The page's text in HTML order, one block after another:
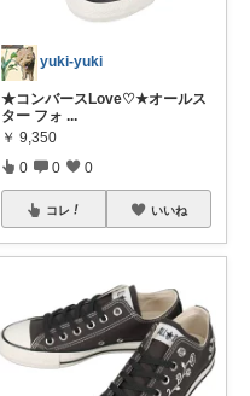
yuki-yuki
★コンバースLove♡★オールス
ター フォ ...
￥ 9,350
0 0 0
コレ いいね